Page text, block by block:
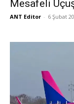
Mesafeli
ANT Editor - 6 Şubat